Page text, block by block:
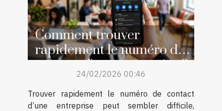
Comment trouver
rapidement le numéro de
contact d'une entreprise ?
24/02/2026 00:46
Trouver rapidement le numéro de contact
d’une entreprise peut sembler difficile,